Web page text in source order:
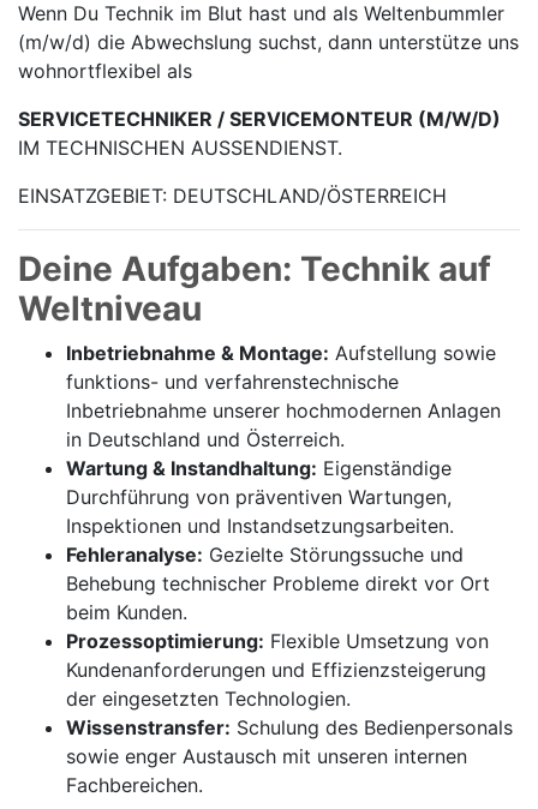
Wenn Du Technik im Blut hast und als Weltenbummler
(m/w/d) die Abwechslung suchst, dann unterstütze uns
wohnortflexibel als
SERVICETECHNIKER / SERVICEMONTEUR (M/W/D)
IM TECHNISCHEN AUSSENDIENST.
EINSATZGEBIET: DEUTSCHLAND/ÖSTERREICH
Deine Aufgaben: Technik auf
Weltniveau
Inbetriebnahme & Montage: Aufstellung sowie
funktions- und verfahrenstechnische
Inbetriebnahme unserer hochmodernen Anlagen
in Deutschland und Österreich.
Wartung & Instandhaltung: Eigenständige
Durchführung von präventiven Wartungen,
Inspektionen und Instandsetzungsarbeiten.
Fehleranalyse: Gezielte Störungssuche und
Behebung technischer Probleme direkt vor Ort
beim Kunden.
Prozessoptimierung: Flexible Umsetzung von
Kundenanforderungen und Effizienzsteigerung
der eingesetzten Technologien.
Wissenstransfer: Schulung des Bedienpersonals
sowie enger Austausch mit unseren internen
Fachbereichen.